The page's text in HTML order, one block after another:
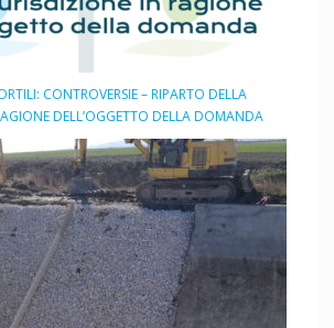
CONTROVERSIE – RIPARTO DELLA
DELL’OGGETTO DELLA DOMANDA